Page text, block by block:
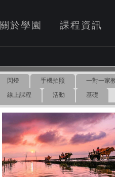
關於學園 課程資訊
閃燈 手機拍照
一對一家
線上課程
活動 基礎